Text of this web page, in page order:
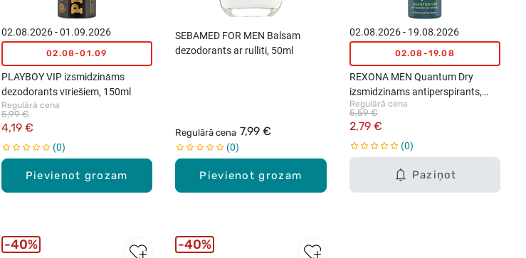
Pievienot grozam
02.08.2026 - 01.09.2026
02.08-01.09
PLAYBOY VIP izsmidzināms
dezodorants vīriešiem, 150ml
Regulārā cena
4,19 €
5,99 €
0
Pievienot grozam
SEBAMED FOR MEN Balsam
dezodorants ar rullīti, 50ml
Regulārā cena 7,99 €
0
Paziņot
02.08.2026 - 19.08.2026
02.08-19.08
REXONA MEN Quantum Dry
izsmidzināms antiperspirants,
150ml
Regulārā cena
2,79 €
5,59 €
0
40% 40%